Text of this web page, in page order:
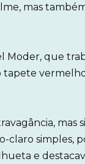
mas
Moder, que
mas
claro
e